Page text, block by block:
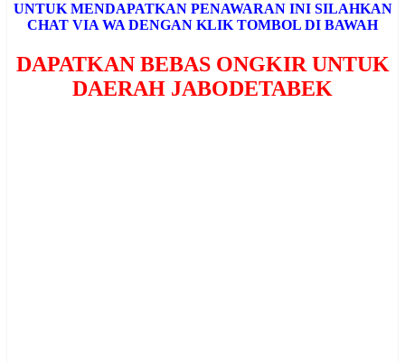
UNTUK MENDAPATKAN PENAWARAN INI SILAHKAN
CHAT VIA WA DENGAN KLIK TOMBOL DI BAWAH
DAPATKAN BEBAS ONGKIR UNTUK
DAERAH JABODETABEK